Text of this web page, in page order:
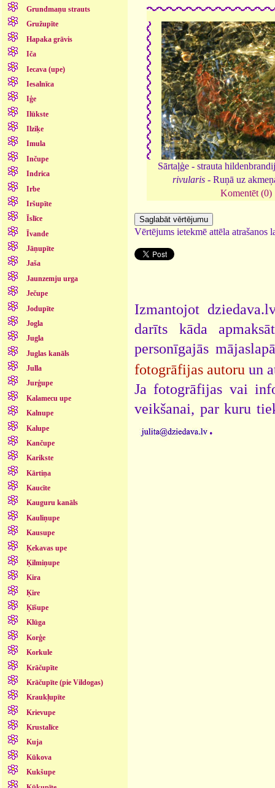
Grundmaņu strauts
Gružupīte
Hapaka grāvis
Iča
Iecava (upe)
Iesalnīca
Iģe
Ilūkste
Ilziķe
Imula
Inčupe
Indrica
Irbe
Iršupīte
Īslīce
Īvande
Jāņupīte
Jaša
Jaunzemju urga
Ječupe
Jodupīte
Jogla
Jugla
Juglas kanāls
Julla
Jurģupe
Kalamecu upe
Kalnupe
Kalupe
Kančupe
Karikste
Kārtiņa
Kaucīte
Kauguru kanāls
Kauliņupe
Kausupe
Ķekavas upe
Ķilmiņupe
Kira
Ķire
Ķīšupe
Klūga
Korģe
Korkule
Krāčupīte
Krāčupīte (pie Vildogas)
Kraukļupīte
Krievupe
Krustalīce
Kuja
Kūkova
Kukšupe
Sārtaļģe - strauta
rivularis - Ruņā uz
Komentēt (0)
Vērtējums ietekmē attēla atrašanos
Izmantojot
darīts kāda
personīgajās
fotogrāfijas autoru un
Ja fotogrāfijas vai
veikšanai, par kuru
.